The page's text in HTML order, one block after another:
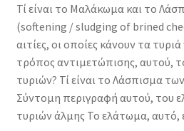
Τί είναι το Μαλάκωμα και το
(softening / sludging of brined
αιτίες, οι οποίες κάνουν τα
τρόπος αντιμετώπισης, αυτού,
τυριών? Τί είναι το Λάσπισμα
Σύντομη περιγραφή αυτού, του
τυριών άλμης Το ελάτωμα,